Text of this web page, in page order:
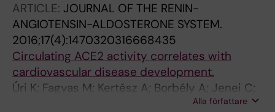
Szilvássy Z; Ungvári Z; Édes I; Csanádi Z;
Boczán J; Takács I; Szabó G; Balla J; Balla G;
Seferovic P; Papp Z; Tóth A
ARTICLE: JOURNAL OF THE RENIN-
ANGIOTENSIN-ALDOSTERONE SYSTEM.
2016;17(4):1470320316668435
Circulating ACE2 activity correlates with
cardiovascular disease development.
Úri K; Fagyas M; Kertész A; Borbély A; Jenei C;
Bene O; Csanádi Z; Paulus WJ; Édes I; Papp Z;
Alla författare